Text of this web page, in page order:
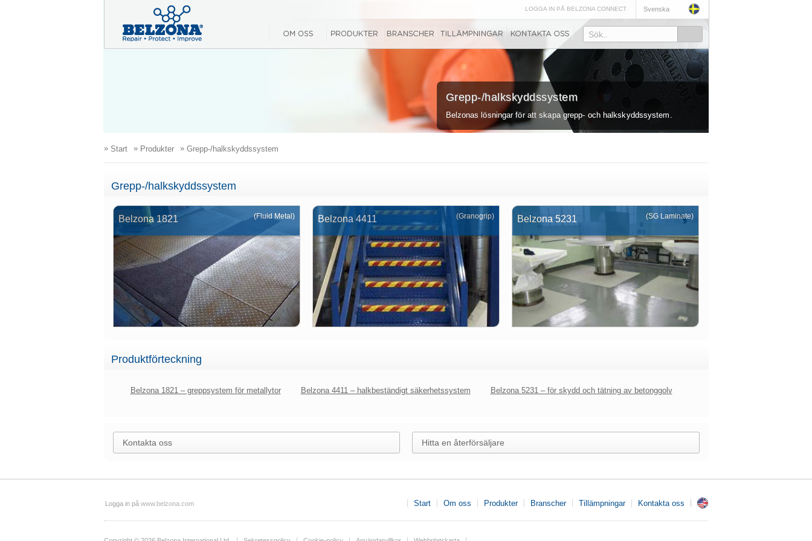
Svenska
LOGGA IN PÅ BELZONA CONNECT
Sök..
Grepp-/halkskyddssystem
Belzonas lösningar för att skapa grepp- och halkskyddssystem.
»Start »Produkter »Grepp-/halkskyddssystem
Grepp-/halkskyddssystem
Belzona 1821 (Fluid Metal) Belzona 4411 (Granogrip) Belzona 5231 (SG Laminate)
Produktförteckning
Belzona 1821 – greppsystem för metallytor Belzona 4411 – halkbeständigt säkerhetssystem Belzona 5231 – för skydd och tätning av betonggolv
Kontakta oss Hitta en återförsäljare
Logga in på www.belzona.com Start Om oss Produkter Branscher Tillämpningar Kontakta oss